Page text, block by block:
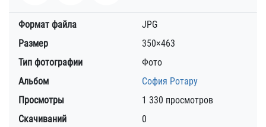
Формат файла
JPG
Размер
350×463
Тип фотографии
Фото
Альбом
София Ротару
Просмотры
1 330 просмотров
Скачиваний
0